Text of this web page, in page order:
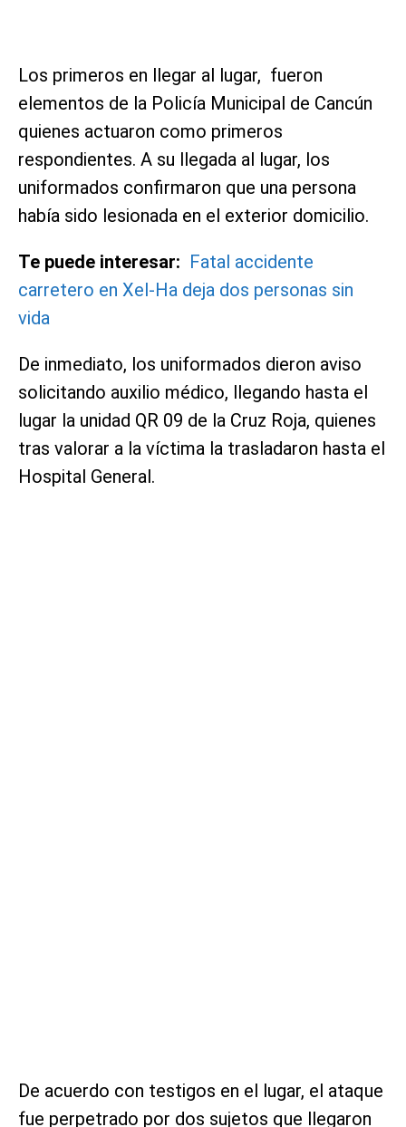
Los primeros en llegar al lugar, fueron
elementos de la Policía Municipal de Cancún
quienes actuaron como primeros
respondientes. A su llegada al lugar, los
uniformados confirmaron que una persona
había sido lesionada en el exterior domicilio.
Te puede interesar: Fatal accidente
carretero en Xel-Ha deja dos personas sin
vida
De inmediato, los uniformados dieron aviso
solicitando auxilio médico, llegando hasta el
lugar la unidad QR 09 de la Cruz Roja, quienes
tras valorar a la víctima la trasladaron hasta el
Hospital General.
De acuerdo con testigos en el lugar, el ataque
fue perpetrado por dos sujetos que llegaron